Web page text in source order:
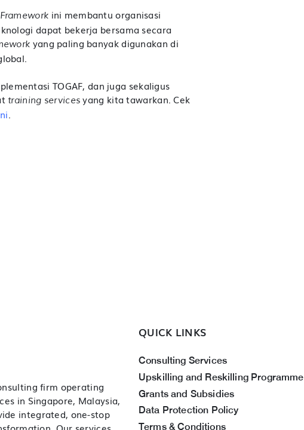
Framework ini membantu organisasi
dapat bekerja bersama secara
yang paling banyak digunakan di
TOGAF, dan juga sekaligus
training services yang kita tawarkan. Cek
.
firm operating
in Singapore, Malaysia,
integrated, one-stop
QUICK LINKS
Consulting Services
Upskilling and Reskilling Programme
Grants and Subsidies
Data Protection Policy
Terms & Conditions